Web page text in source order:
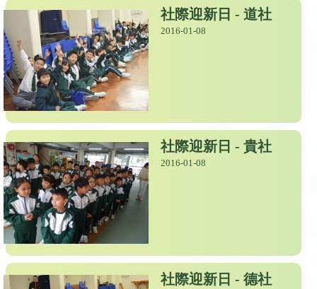
社際迎新日 - 道社
2016-01-08
社際迎新日 - 貴社
2016-01-08
社際迎新日 - 德社